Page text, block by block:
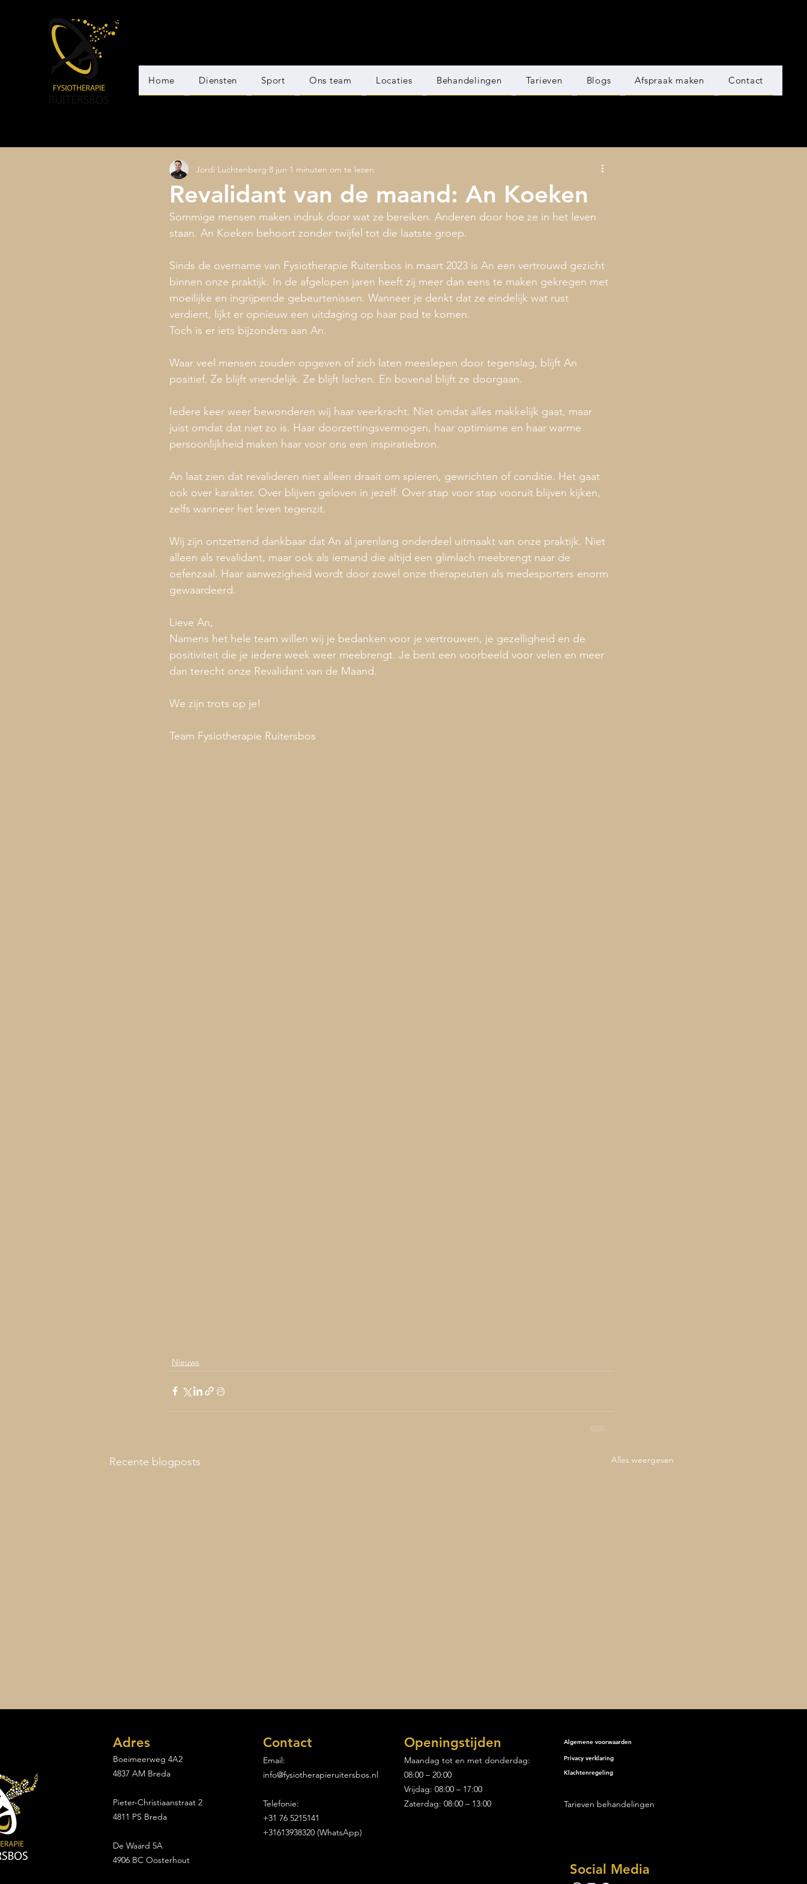
Home Diensten Sport Ons team Locaties Behandelingen Tarieven Blogs Afspraak maken Contact
Revalidant van de maand: An Koeken
Jordi Luchtenberg 8 jun 1 minuten om te lezen
Sommige mensen maken indruk door wat ze bereiken. Anderen door hoe ze in het leven
staan. An Koeken behoort zonder twijfel tot die laatste groep.
Sinds de overname van Fysiotherapie Ruitersbos in maart 2023 is An een vertrouwd gezicht
binnen onze praktijk. In de afgelopen jaren heeft zij meer dan eens te maken gekregen met
moeilijke en ingrijpende gebeurtenissen. Wanneer je denkt dat ze eindelijk wat rust
verdient, lijkt er opnieuw een uitdaging op haar pad te komen.
Toch is er iets bijzonders aan An.
Waar veel mensen zouden opgeven of zich laten meeslepen door tegenslag, blijft An
positief. Ze blijft vriendelijk. Ze blijft lachen. En bovenal blijft ze doorgaan.
Iedere keer weer bewonderen wij haar veerkracht. Niet omdat alles makkelijk gaat, maar
juist omdat dat niet zo is. Haar doorzettingsvermogen, haar optimisme en haar warme
persoonlijkheid maken haar voor ons een inspiratiebron.
An laat zien dat revalideren niet alleen draait om spieren, gewrichten of conditie. Het gaat
ook over karakter. Over blijven geloven in jezelf. Over stap voor stap vooruit blijven kijken,
zelfs wanneer het leven tegenzit.
Wij zijn ontzettend dankbaar dat An al jarenlang onderdeel uitmaakt van onze praktijk. Niet
alleen als revalidant, maar ook als iemand die altijd een glimlach meebrengt naar de
oefenzaal. Haar aanwezigheid wordt door zowel onze therapeuten als medesporters enorm
gewaardeerd.
Lieve An,
Namens het hele team willen wij je bedanken voor je vertrouwen, je gezelligheid en de
positiviteit die je iedere week weer meebrengt. Je bent een voorbeeld voor velen en meer
dan terecht onze Revalidant van de Maand.
We zijn trots op je!
Team Fysiotherapie Ruitersbos
Nieuws
Recente blogposts Alles weergeven
Sporter van de maand
Vacature performance
De eerste weken bij
voorbijgevlogen. En wat een
Adres
Boeimeerweg 4A2
4837 AM Breda
Pieter-Christiaanstraat 2
4811 PS Breda
De Waard 5A
4906 BC Oosterhout
Contact
Email:
info@fysiotherapieruitersbos.nl
Telefonie:
+31 76 5215141
+31613938320 (WhatsApp)
Openingstijden
Maandag tot en met donderdag:
08:00 – 20:00
Vrijdag: 08:00 – 17:00
Zaterdag: 08:00 – 13:00
Algemene voorwaarden
Privacy verklaring
Klachtenregeling
Tarieven behandelingen
Social Media